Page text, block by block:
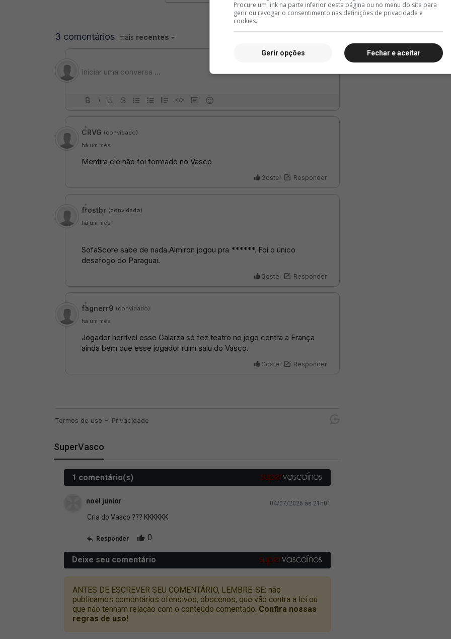
SuperVasco
Procure um link na parte inferior desta página ou no menu do site para
gerir ou revogar o consentimento nas definições de privacidade e
cookies.
Fechar e aceitar
Gerir opções